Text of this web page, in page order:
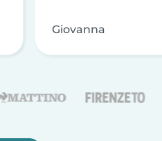
Giovanna